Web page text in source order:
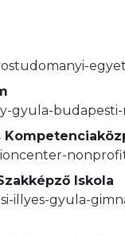
gyula-
Iskola
illyes-gyula-